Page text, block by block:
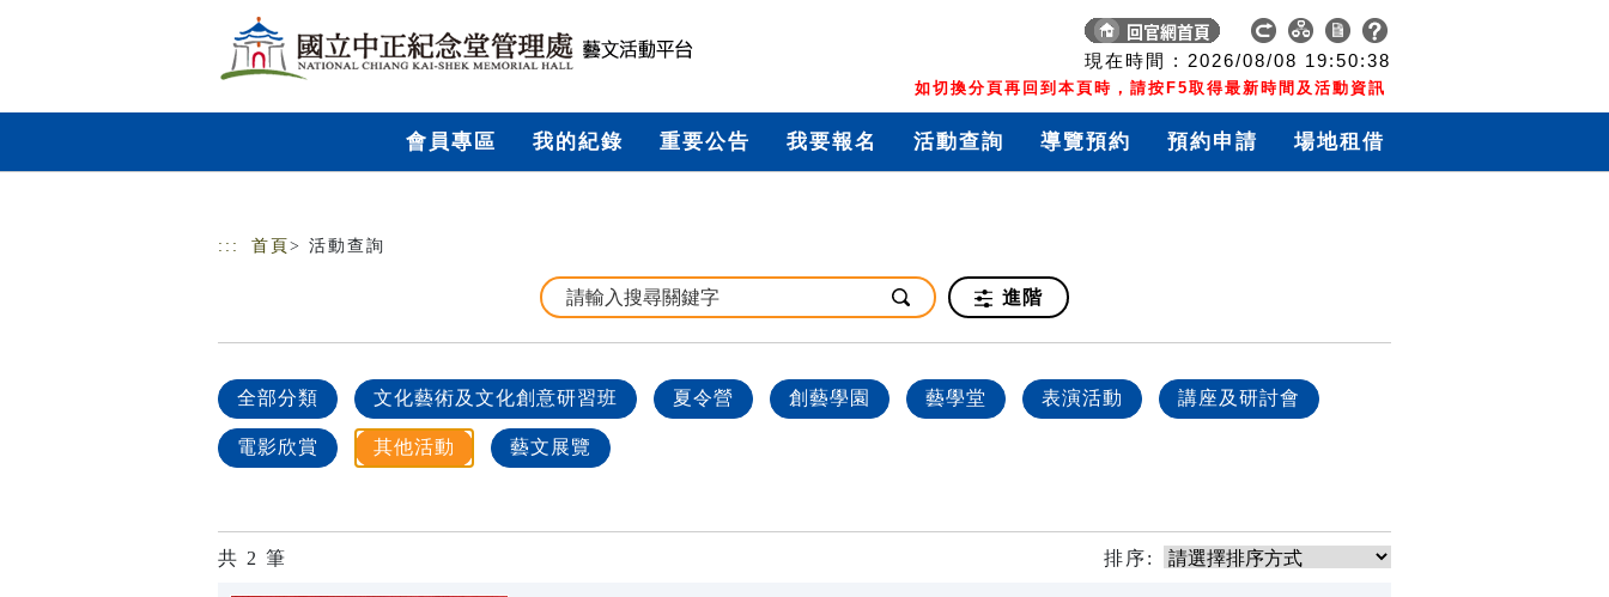
現在時間 : 2026/08/08 19:50:38
如切換分頁再回到本頁時，請按F5取得最新時間及活動資訊
會員專區 我的紀錄 重要公告 我要報名 活動查詢 導覽預約 預約申請 場地租借
::: 首頁 > 活動查詢
進階
全部分類 文化藝術及文化創意研習班 夏令營 創藝學園 藝學堂 表演活動 講座及研討會
電影欣賞 其他活動 藝文展覽
共 2 筆 排序: